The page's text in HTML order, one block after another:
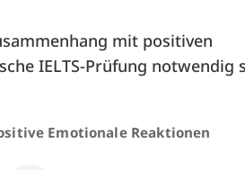
mit positiven
IELTS-Prüfung notwendig
Emotionale Reaktionen